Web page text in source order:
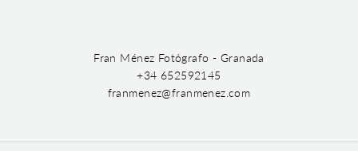
Fran Ménez Fotógrafo - Granada
+34 652592145
franmenez@franmenez.com